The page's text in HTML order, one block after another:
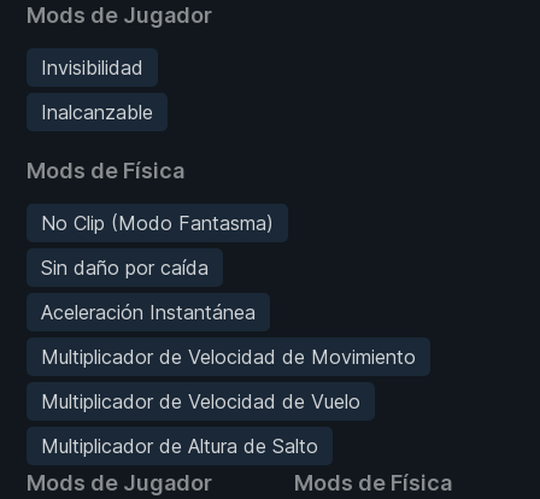
Mods de Jugador
Invisibilidad
Inalcanzable
Mods de Física
No Clip (Modo Fantasma)
Sin daño por caída
Aceleración Instantánea
Multiplicador de Velocidad de Movimiento
Multiplicador de Velocidad de Vuelo
Multiplicador de Altura de Salto
Mods de Jugador Mods de Física